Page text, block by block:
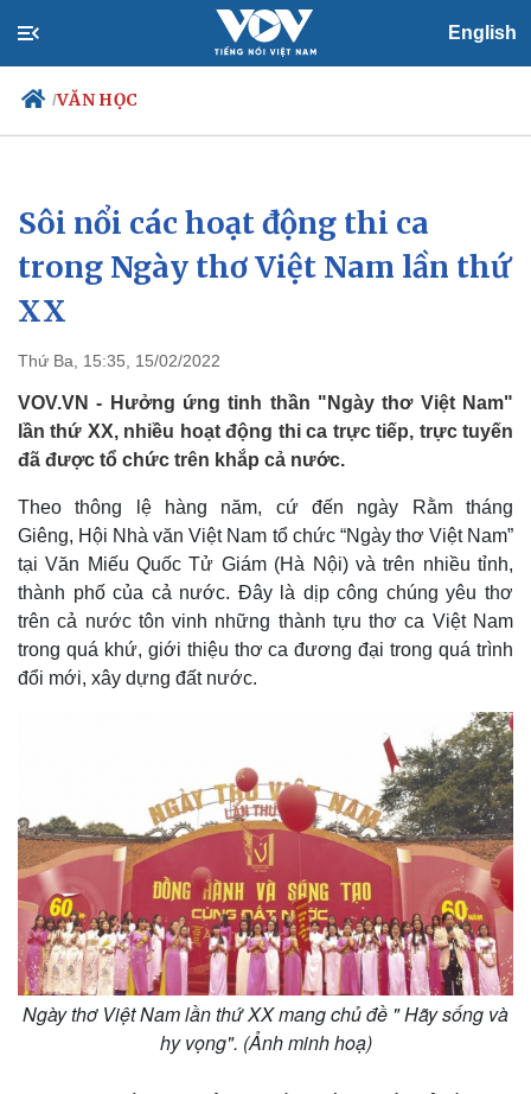
English
/VĂN HỌC
Chính trị
Tổ chức nhân sự
Quốc hội
Xã hội
Tin 24h
Dự báo thời tiết
Sôi nổi các hoạt động thi ca
trong Ngày thơ Việt Nam lần thứ
XX
Thứ Ba, 15:35, 15/02/2022
VOV.VN - Hưởng ứng tinh thần "Ngày thơ Việt Nam"
lần thứ XX, nhiều hoạt động thi ca trực tiếp, trực tuyến
đã được tổ chức trên khắp cả nước.
Theo thông lệ hàng năm, cứ đến ngày Rằm tháng
Giêng, Hội Nhà văn Việt Nam tổ chức “Ngày thơ Việt Nam”
tại Văn Miếu Quốc Tử Giám (Hà Nội) và trên nhiều tỉnh,
thành phố của cả nước. Đây là dịp công chúng yêu thơ
trên cả nước tôn vinh những thành tựu thơ ca Việt Nam
trong quá khứ, giới thiệu thơ ca đương đại trong quá trình
đổi mới, xây dựng đất nước.
Ngày thơ Việt Nam lần thứ XX mang chủ đề " Hãy sống và
hy vọng". (Ảnh minh hoạ)